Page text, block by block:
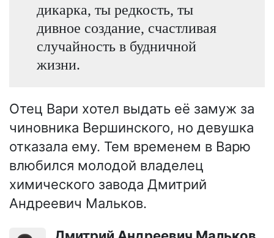
дикарка, ты редкость, ты
дивное создание, счастливая
случайность в будничной
жизни.
Отец Вари хотел выдать её замуж за
чиновника Вершинского, но девушка
отказала ему. Тем временем в Варю
влюбился молодой владелец
химического завода Дмитрий
Андреевич Мальков.